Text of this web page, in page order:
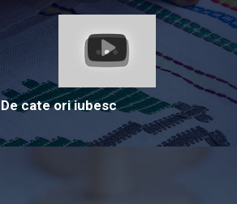
De cate ori iubesc